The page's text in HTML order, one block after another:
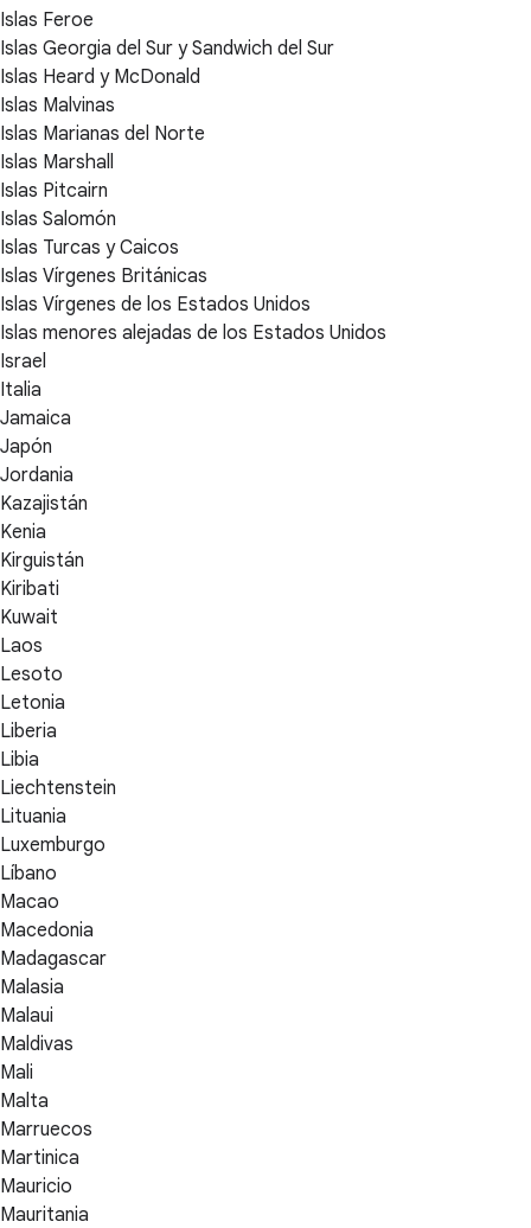
Islas Feroe
Islas Georgia del Sur y Sandwich del Sur
Islas Heard y McDonald
Islas Malvinas
Islas Marianas del Norte
Islas Marshall
Islas Pitcairn
Islas Salomón
Islas Turcas y Caicos
Islas Vírgenes Británicas
Islas Vírgenes de los Estados Unidos
Islas menores alejadas de los Estados Unidos
Israel
Italia
Jamaica
Japón
Jordania
Kazajistán
Kenia
Kirguistán
Kiribati
Kuwait
Laos
Lesoto
Letonia
Liberia
Libia
Liechtenstein
Lituania
Luxemburgo
Líbano
Macao
Macedonia
Madagascar
Malasia
Malaui
Maldivas
Mali
Malta
Marruecos
Martinica
Mauricio
Mauritania